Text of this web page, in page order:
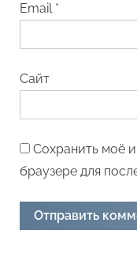
Email *
Сайт
Сохранить моё
браузере для